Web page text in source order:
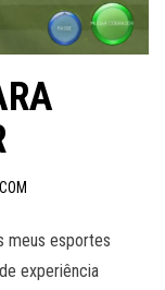
meus esportes
experiência